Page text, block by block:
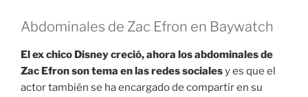
Abdominales de Zac Efron en Baywatch
El ex chico Disney creció, ahora los abdominales de
Zac Efron son tema en las redes socialesy es que el
actor también se ha encargado de compartir en su